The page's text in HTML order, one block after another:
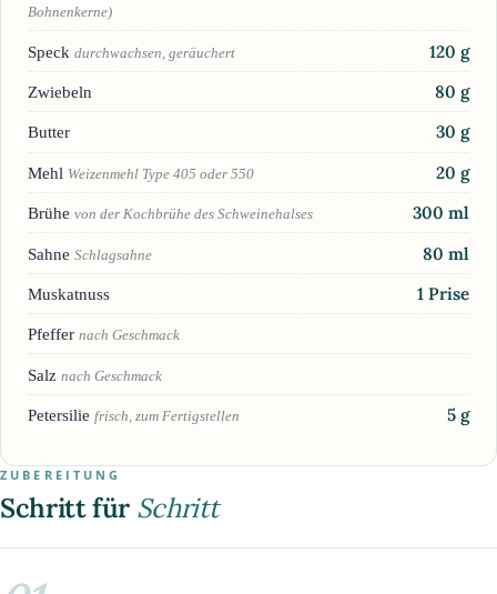
Bohnenkerne)
Speck durchwachsen, geräuchert 120 g
Zwiebeln 80 g
Butter 30 g
Mehl Weizenmehl Type 405 oder 550 20 g
Brühe von der Kochbrühe des Schweinehalses 300 ml
Sahne Schlagsahne 80 ml
Muskatnuss 1 Prise
Pfeffer nach Geschmack
Salz nach Geschmack
Petersilie frisch, zum Fertigstellen 5 g
ZUBEREITUNG
Schritt für Schritt